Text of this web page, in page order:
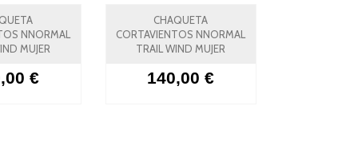
NNORMAL
MUJER
€
CHAQUETA
CORTAVIENTOS NNORMAL
TRAIL WIND MUJER
140,00 €